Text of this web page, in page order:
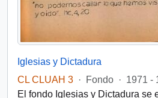
Iglesias y Dictadura
CL CLUAH 3 · Fondo · 1971 -
El fondo Iglesias y Dictadura se